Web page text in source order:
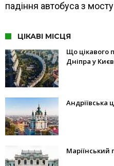
падіння автобуса з мосту
ЦІКАВІ МІСЦЯ
Що цікавого
Дніпра у
Андріївська
Маріїнський